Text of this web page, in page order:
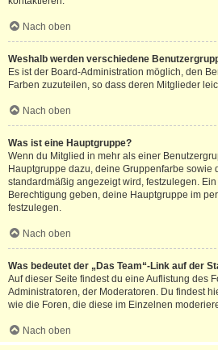
Nach oben
Weshalb werden verschiedene
Es ist der Board-Administration möglich, den
Farben zuzuteilen, so dass deren Mitglieder
Nach oben
Was ist eine Hauptgruppe?
Wenn du Mitglied in mehr als einer
Hauptgruppe dazu, deine Gruppenfarbe sowie
standardmäßig angezeigt wird, festzulegen.
Berechtigung geben, deine Hauptgruppe im
festzulegen.
Nach oben
Was bedeutet der „Das Team“-Link auf der
Auf dieser Seite findest du eine Auflistung des
Administratoren, der Moderatoren. Du findest
wie die Foren, die diese im Einzelnen
Nach oben